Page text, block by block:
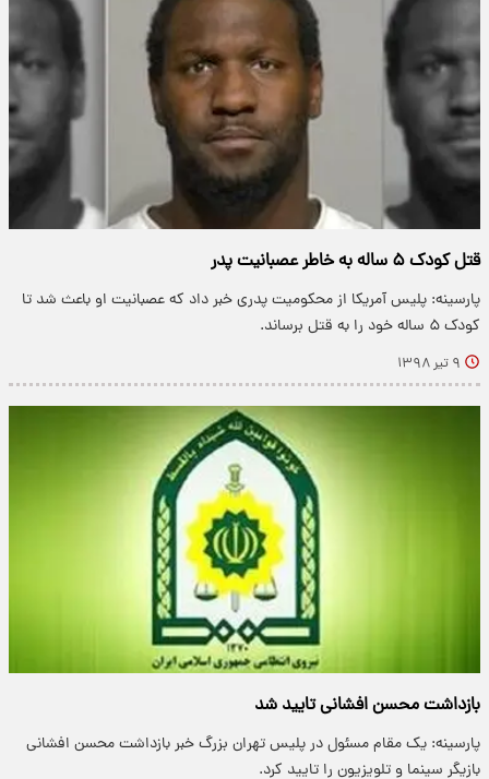
قتل کودک ۵ ساله به خاطر عصبانیت پدر
پارسینه: پلیس آمریکا از محکومیت پدری خبر داد که عصبانیت او باعث شد تا
کودک ۵ ساله خود را به قتل برساند.
۹ تیر ۱۳۹۸
بازداشت محسن افشانی تایید شد
پارسینه: یک مقام مسئول در پلیس تهران بزرگ خبر بازداشت محسن افشانی
بازیگر سینما و تلویزیون را تایید کرد.